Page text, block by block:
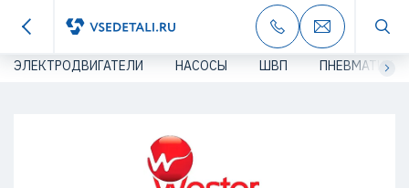
ЭЛЕКТРОДВИГАТЕЛИ НАСОСЫ ШВП ПНЕВМАТИКА